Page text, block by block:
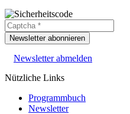
Newsletter abonnieren
Newsletter abmelden
Nützliche Links
Programmbuch
Newsletter